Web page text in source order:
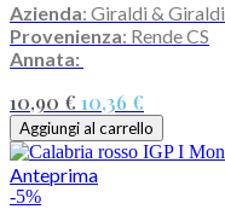
Azienda: Giraldi & Giraldi
Provenienza: Rende CS
Annata:
10,90 € 10,36 €
Aggiungi al carrello
Anteprima
-5%